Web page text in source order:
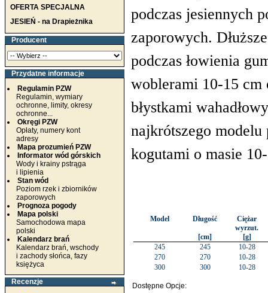
OFERTA SPECJALNA
JESIEŃ - na Drapieżnika
Producent
Przydatne informacje
Regulamin PZW
Regulamin, wymiary
ochronne, limity, okresy
ochronne...
Okręgi PZW
Opłaty, numery kont
adresy
Mapa prozumień PZW
Informator wód górskich
Wody i krainy pstrąga
i lipienia
Stan wód
Poziom rzek i zbiorników
zaporowych
Prognoza pogody
Mapa polski
Samochodowa mapa
polski
Kalendarz brań
Kalendarz brań, wschody
i zachody słońca, fazy
księżyca
Recenzje
podczas jesiennych
zaporowych.
podczas łowienia
woblerami 10-15
błystkami
najkrótszego
kogutami o masie
Model Długość
[cm]
Ciężar
wyrzut.
[g]
245
245
10-28
270
270
10-28
300
300 10-28
Dostępne Opcje: